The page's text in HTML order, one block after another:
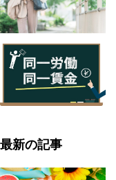
最新の記事